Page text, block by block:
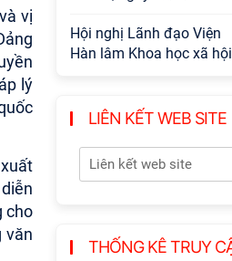
vị
lý
cho
văn
Hội nghị Lãnh đạo Viện
Hàn lâm Khoa học xã hội
Chương trình khoa học
Hội thảo khoa học "Kinh
động lực và triển vọng
phát triển"
LIÊN KẾT WEB SITE
THỐNG KÊ TRUY